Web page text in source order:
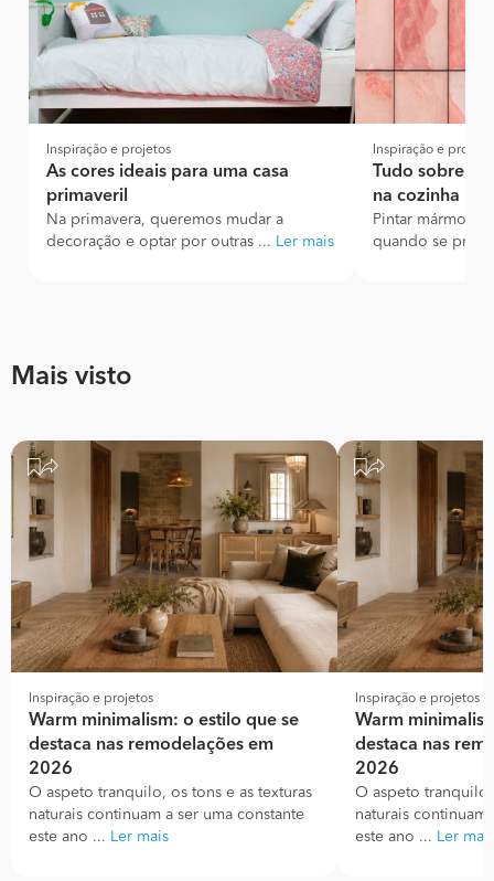
Inspiração e projetos
As cores ideais para uma casa
primaveril
Na primavera, queremos mudar a
decoração e optar por outras ... Ler mais
Inspiração e
Tudo sobre
na cozinha
Pintar mármore
quando se
Mais visto
Inspiração e projetos
Warm minimalism: o estilo que se
destaca nas remodelações em
2026
O aspeto tranquilo, os tons e as texturas
naturais continuam a ser uma constante
este ano ... Ler mais
Inspiração e projetos
Warm
destaca nas
2026
O aspeto
naturais continuam
este ano ... Ler mais